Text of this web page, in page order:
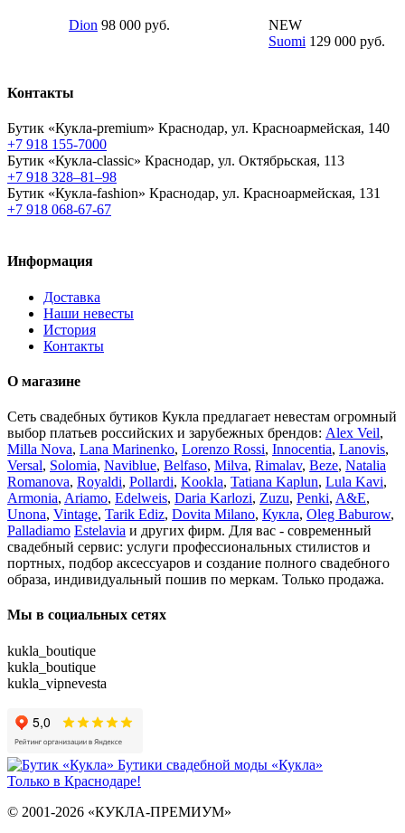
Dion 98 000 руб.
NEW
Suomi 129 000 руб.
Контакты
Бутик «Кукла-premium» Краснодар, ул. Красноармейская, 140
+7 918 155-7000
Бутик «Кукла-classic» Краснодар, ул. Октябрьская, 113
+7 918 328–81–98
Бутик «Кукла-fashion» Краснодар, ул. Красноармейская, 131
+7 918 068-67-67
Информация
Доставка
Наши невесты
История
Контакты
О магазине
Сеть свадебных бутиков Кукла предлагает невестам огромный
выбор платьев российских и зарубежных брендов: Alex Veil,
Milla Nova, Lana Marinenko, Lorenzo Rossi, Innocentia, Lanovis,
Versal, Solomia, Naviblue, Belfaso, Milva, Rimalav, Beze, Natalia
Romanova, Royaldi, Pollardi, Kookla, Tatiana Kaplun, Lula Kavi,
Armonia, Ariamo, Edelweis, Daria Karlozi, Zuzu, Penki, A&Е,
Unona, Vintage, Tarik Ediz, Dovita Milano, Кукла, Oleg Baburow,
Palladiamo Estelavia и других фирм. Для вас - современный
свадебный сервис: услуги профессиональных стилистов и
портных, подбор аксессуаров и создание полного свадебного
образа, индивидуальный пошив по меркам. Только продажа.
Мы в социальных сетях
kukla_boutique
kukla_boutique
kukla_vipnevesta
Бутики свадебной моды «Кукла»
Только в Краснодаре!
© 2001-2026 «КУКЛА-ПРЕМИУМ»